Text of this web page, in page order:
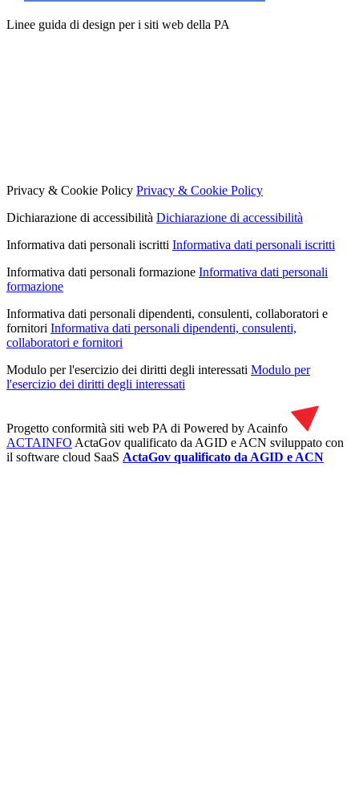
Linee guida di design per i siti web della PA
Privacy & Cookie Policy Privacy & Cookie Policy
Dichiarazione di accessibilità Dichiarazione di accessibilità
Informativa dati personali iscritti Informativa dati personali iscritti
Informativa dati personali formazione Informativa dati personali
formazione
Informativa dati personali dipendenti, consulenti, collaboratori e
fornitori Informativa dati personali dipendenti, consulenti,
collaboratori e fornitori
Modulo per l'esercizio dei diritti degli interessati Modulo per
l'esercizio dei diritti degli interessati
Progetto conformità siti web PA di Powered by Acainfo
ACTAINFO ActaGov qualificato da AGID e ACN sviluppato con
il software cloud SaaS ActaGov qualificato da AGID e ACN